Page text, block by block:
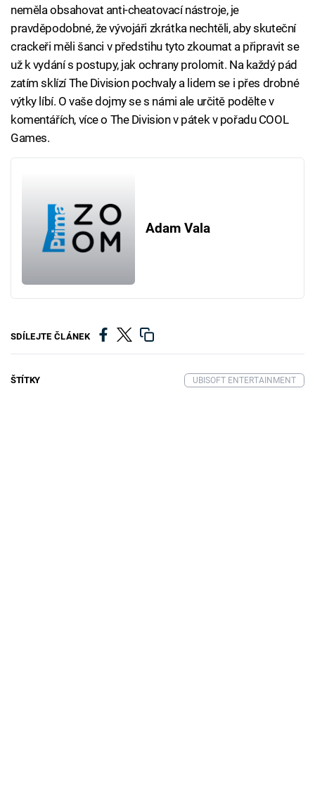
neměla obsahovat anti-cheatovací nástroje, je
pravděpodobné, že vývojáři zkrátka nechtěli, aby skuteční
crackeři měli šanci v předstihu tyto zkoumat a připravit se
už k vydání s postupy, jak ochrany prolomit. Na každý pád
zatím sklízí The Division pochvaly a lidem se i přes drobné
výtky líbí. O vaše dojmy se s námi ale určitě podělte v
komentářích, více o The Division v pátek v pořadu COOL
Games.
Adam Vala
SDÍLEJTE ČLÁNEK
ŠTÍTKY UBISOFT ENTERTAINMENT